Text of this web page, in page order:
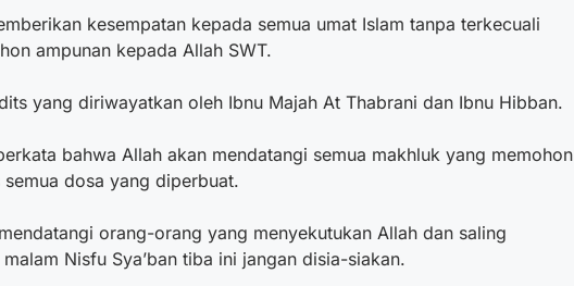
kesempatan kepada semua umat Islam tanpa terkecuali
ampunan kepada Allah SWT.
yang diriwayatkan oleh Ibnu Majah At Thabrani dan Ibnu Hibban.
bahwa Allah akan mendatangi semua makhluk yang memohon
dosa yang diperbuat.
orang-orang yang menyekutukan Allah dan saling
Nisfu Sya’ban tiba ini jangan disia-siakan.